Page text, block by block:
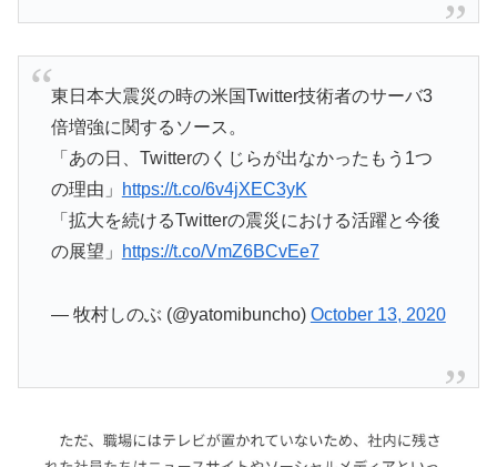
東日本大震災の時の米国Twitter技術者のサーバ3
倍増強に関するソース。
「あの日、Twitterのくじらが出なかったもう1つ
の理由」
https://t.co/6v4jXEC3yK
「拡大を続けるTwitterの震災における活躍と今後
の展望」
https://t.co/VmZ6BCvEe7
— 牧村しのぶ (@yatomibuncho) October 13, 2020